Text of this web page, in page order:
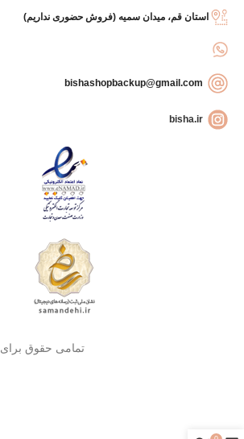
استان قم، میدان سمیه (فروش حضوری نداریم)
bisha.ir
تمامی حقوق برای